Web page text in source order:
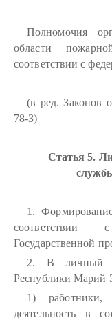
Полномочия
области
соответствии с
(в ред. Законов
78-З)
Статья 5.
1.
соответствии
Государственной
2. В личный
Республики Марий
1) работники,
деятельность в